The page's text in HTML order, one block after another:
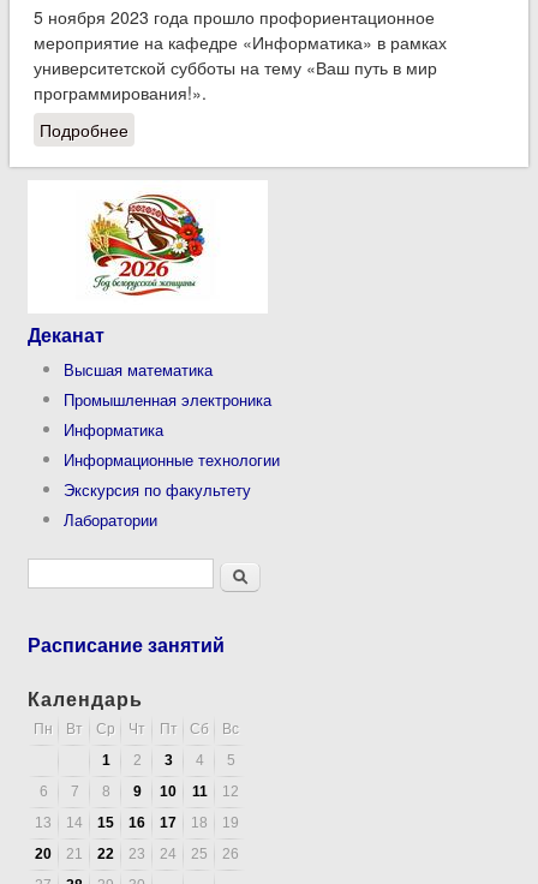
5 ноября 2023 года прошло профориентационное
мероприятие на кафедре «Информатика» в рамках
университетской субботы на тему «Ваш путь в мир
программирования!».
Подробнеео Университетская суббота на тему «Ваш путь в
мир программирования!»
Деканат
Высшая математика
Промышленная электроника
Информатика
Информационные технологии
Экскурсия по факультету
Лаборатории
Форма поискаПоиск
Расписание занятий
Календарь
Пн Вт Ср Чт Пт Сб
Вс
1
2 3 4
5
6
7 8 9 10 11
12
13
14 15 16 17 18
19
20
21 22 23 24 25
26